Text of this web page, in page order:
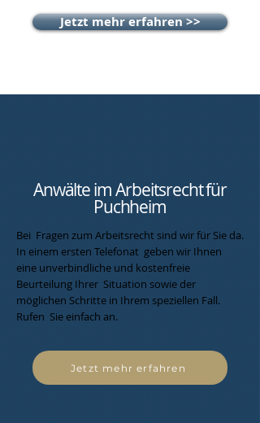
Jetzt mehr erfahren >>
Anwälte im Arbeitsrecht für
Puchheim
Bei Fragen zum Arbeitsrecht sind wir für Sie da.
In einem ersten Telefonat geben wir Ihnen
eine unverbindliche und kostenfreie
Beurteilung Ihrer Situation sowie der
möglichen Schritte in Ihrem speziellen Fall.
Rufen Sie einfach an.
Jetzt mehr erfahren